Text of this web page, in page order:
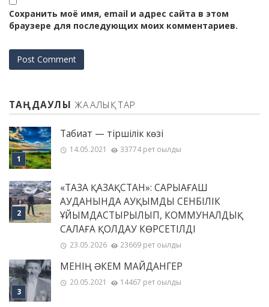
Сохранить моё имя, email и адрес сайта в этом
браузере для последующих моих комментариев.
ТАҢДАУЛЫ ЖАҢАЛЫҚТАР
Табиғат — тіршілік көзі
14.05.2021 33774 рет оқылды
«ТАЗА ҚАЗАҚСТАН»: САРЫАҒАШ
АУДАНЫНДА АУҚЫМДЫ СЕНБІЛІК
ҰЙЫМДАСТЫРЫЛЫП, КОММУНАЛДЫҚ
САЛАҒА ҚОЛДАУ КӨРСЕТІЛДІ
23.05.2026 23669 рет оқылды
МЕНІҢ ƏКЕМ МАЙДАНГЕР
20.05.2021 14467 рет оқылды